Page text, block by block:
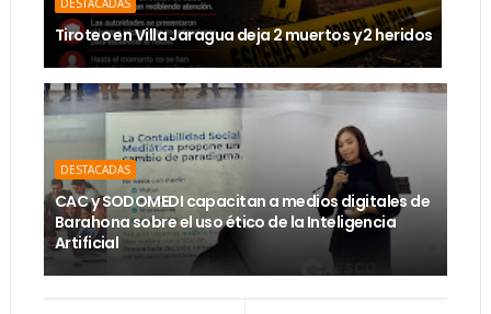
DESTACADAS
Tiroteo en Villa Jaragua deja 2 muertos y 2 heridos
DESTACADAS
CAC y SODOMEDI capacitan a medios digitales de
Barahona sobre el uso ético de la Inteligencia
Artificial